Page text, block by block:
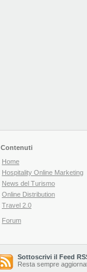
Contenuti
Home
Hospitality Online Marketing
News del Turismo
Online Distribution
Travel 2.0
Forum
Sottoscrivi il Feed
Resta sempre